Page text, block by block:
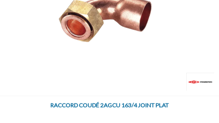
RACCORD COUDÉ 2AGCU 163/4 JOINT PLAT